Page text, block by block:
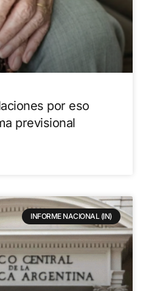
por eso
previsional
INFORME NACIONAL (IN)